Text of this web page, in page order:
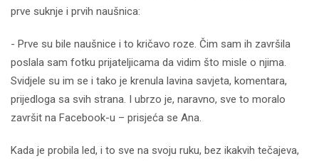
prve suknje i prvih naušnica:
- Prve su bile naušnice i to kričavo roze. Čim sam ih završila
poslala sam fotku prijateljicama da vidim što misle o njima.
Svidjele su im se i tako je krenula lavina savjeta, komentara,
prijedloga sa svih strana. I ubrzo je, naravno, sve to moralo
završit na Facebook-u – prisjeća se Ana.
Kada je probila led, i to sve na svoju ruku, bez ikakvih tečajeva,